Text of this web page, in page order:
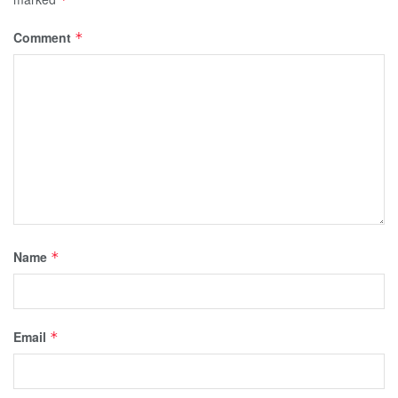
Comment *
Name *
Email *